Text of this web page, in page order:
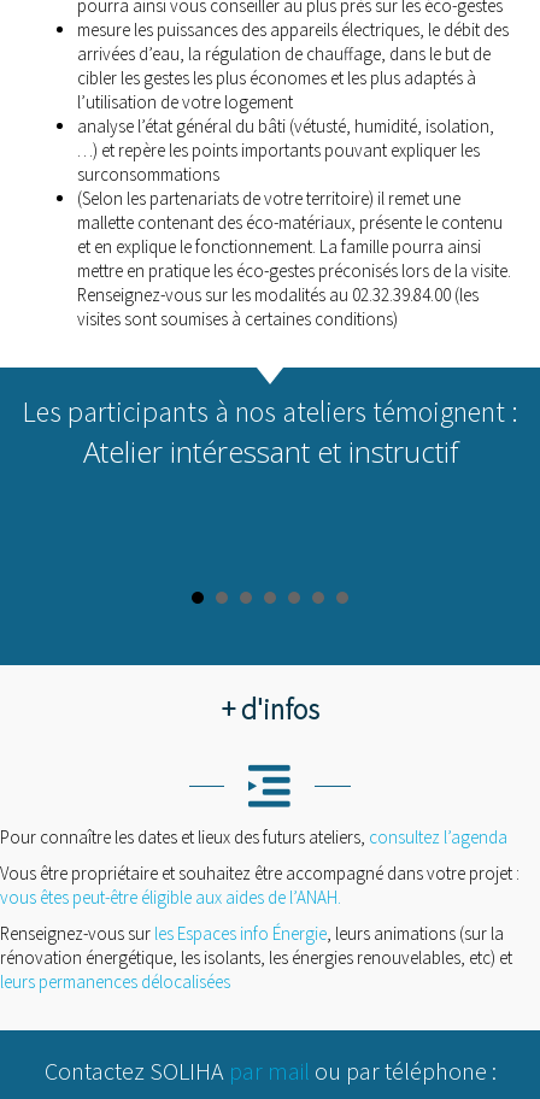
pourra ainsi vous conseiller au plus près sur les éco-gestes
mesure les puissances des appareils électriques, le débit des
arrivées d’eau, la régulation de chauffage, dans le but de
cibler les gestes les plus économes et les plus adaptés à
l’utilisation de votre logement
analyse l’état général du bâti (vétusté, humidité, isolation,
…) et repère les points importants pouvant expliquer les
surconsommations
(Selon les partenariats de votre territoire) il remet une
mallette contenant des éco-matériaux, présente le contenu
et en explique le fonctionnement. La famille pourra ainsi
mettre en pratique les éco-gestes préconisés lors de la visite.
Renseignez-vous sur les modalités au 02.32.39.84.00 (les
visites sont soumises à certaines conditions)
Les participants à nos ateliers témoignent :
Atelier intéressant et instructif
+ d'infos
Pour connaître les dates et lieux des futurs ateliers, consultez l’agenda
Vous être propriétaire et souhaitez être accompagné dans votre projet :
vous êtes peut-être éligible aux aides de l’ANAH.
Renseignez-vous sur les Espaces info Énergie, leurs animations (sur la
rénovation énergétique, les isolants, les énergies renouvelables, etc) et
leurs permanences délocalisées
Contactez SOLIHA par mail ou par téléphone :